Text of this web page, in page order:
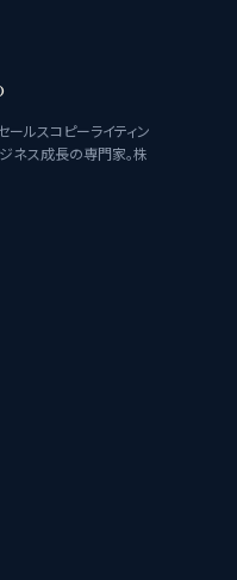
ールスコピーライティン
ネス成長の専門家。株